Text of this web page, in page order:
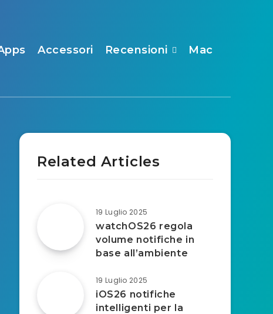
Accessori Recensioni Mac
Related Articles
19 Luglio 2025
watchOS26 regola
volume notifiche in
base all’ambiente
19 Luglio 2025
iOS26 notifiche
intelligenti per la